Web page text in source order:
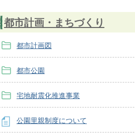
都市計画・まちづくり
都市計画図
都市公園
宅地耐震化推進事業
公園里親制度について